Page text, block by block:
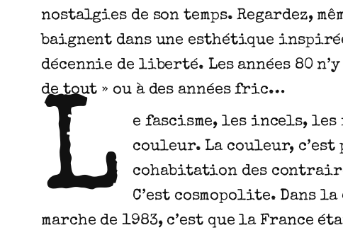
nostalgies de son temps. Regardez,
baignent dans une esthétique
décennie de liberté. Les années 80
de tout » ou à des années fric…
L
e fascisme, les incels,
couleur. La couleur, c’est
cohabitation des
C’est cosmopolite. Dans la
marche de 1983, c’est que la France